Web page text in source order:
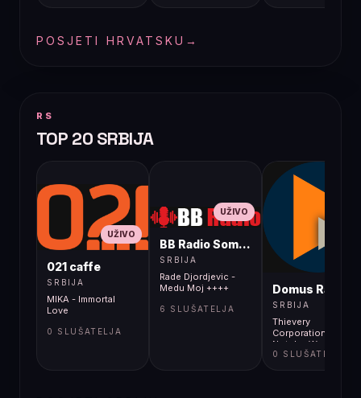
POSJETI HRVATSKU →
RS
TOP 20 SRBIJA
UŽIVO
021 caffe
SRBIJA
MIKA - Immortal
Love
0 SLUŠATELJA
UŽIVO
BB Radio Sombor
SRBIJA
Rade Djordjevic -
Medu Moj ++++
6 SLUŠATELJA
Domus Radio
SRBIJA
Thievery
Corporation feat.
Notch - Weapons
Distraction
0 SLUŠATELJA